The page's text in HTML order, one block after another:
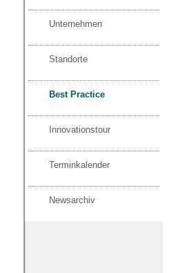
Unternehmen
Standorte
Best Practice
Innovationstour
Terminkalender
Newsarchiv